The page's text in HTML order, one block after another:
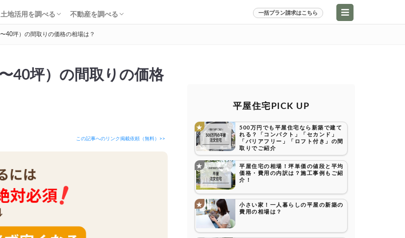
調べる
を調べる
る
土地活用を調べる
基礎知識を調べる
土地活用会社を調べる
利回り・初期費用を調べる
不動産を調べる
不動産売却を調べる
不動産購入を調べる
不動産投資を調べる
一括プラン請求はこちら
40坪）の間取りの価格の相場は？
40坪）の間取りの価格
この記事へのリンク掲載依頼（無料）>>
平屋住宅PICK UP
500万円でも平屋住宅なら新築で建て
れる？「コンパクト」「セカンド」
「バリアフリー」「ロフト付き」の間
取りでご紹介
平屋住宅の相場！坪単価の値段と平均
価格・費用の内訳は？施工事例もご紹
介！
小さい家！一人暮らしの平屋の新築の
費用の相場は？
調べる
を調べる
る基礎知識を調べる
土地活用会社を調べる
利回り・初期費用を調べる不動産売却を調べる
不動産購入を調べる
不動産投資を調べる